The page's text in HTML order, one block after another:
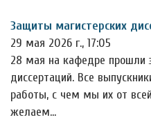
Защиты магистерских
29 мая 2026 г., 17:05
28 мая на кафедре прошли
диссертаций. Все
работы, с чем мы их от
желаем…